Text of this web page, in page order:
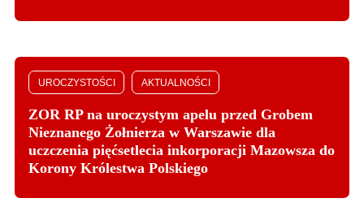
UROCZYSTOŚCI AKTUALNOŚCI
ZOR RP na uroczystym apelu przed Grobem
Nieznanego Żołnierza w Warszawie dla
uczczenia pięćsetlecia inkorporacji Mazowsza do
Korony Królestwa Polskiego